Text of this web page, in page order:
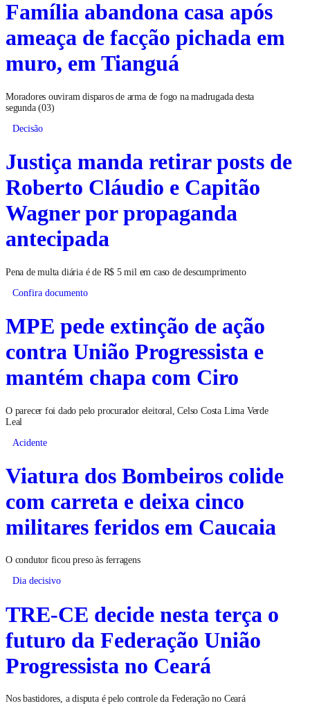
Família abandona casa após
ameaça de facção pichada em
muro, em Tianguá
Moradores ouviram disparos de arma de fogo na madrugada desta
segunda (03)
Decisão
Justiça manda retirar posts de
Roberto Cláudio e Capitão
Wagner por propaganda
antecipada
Pena de multa diária é de R$ 5 mil em caso de descumprimento
Confira documento
MPE pede extinção de ação
contra União Progressista e
mantém chapa com Ciro
O parecer foi dado pelo procurador eleitoral, Celso Costa Lima Verde
Leal
Acidente
Viatura dos Bombeiros colide
com carreta e deixa cinco
militares feridos em Caucaia
O condutor ficou preso às ferragens
Dia decisivo
TRE-CE decide nesta terça o
futuro da Federação União
Progressista no Ceará
Nos bastidores, a disputa é pelo controle da Federação no Ceará